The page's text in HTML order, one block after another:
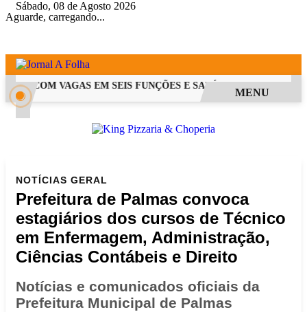
Aguarde, carregando...
Sábado, 08 de Agosto 2026
PSS COM VAGAS EM SEIS FUNÇÕES E SALÁRIOS QUE CHEGAM
MENU
NOTÍCIAS GERAL
Prefeitura de Palmas convoca
estagiários dos cursos de Técnico
em Enfermagem, Administração,
Ciências Contábeis e Direito
Notícias e comunicados oficiais da
Prefeitura Municipal de Palmas